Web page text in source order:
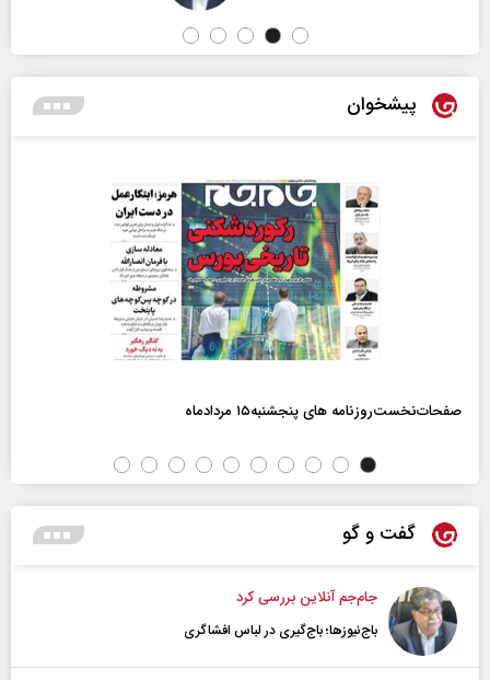
پیشخوان
صفحات‌نخست‌روزنامه ها‌ی پنجشنبه‌۱۵ مردادماه
گفت و گو
جام‌جم آنلاین بررسی کرد
باج‌نیوزها؛ باج‌گیری در لباس افشاگری